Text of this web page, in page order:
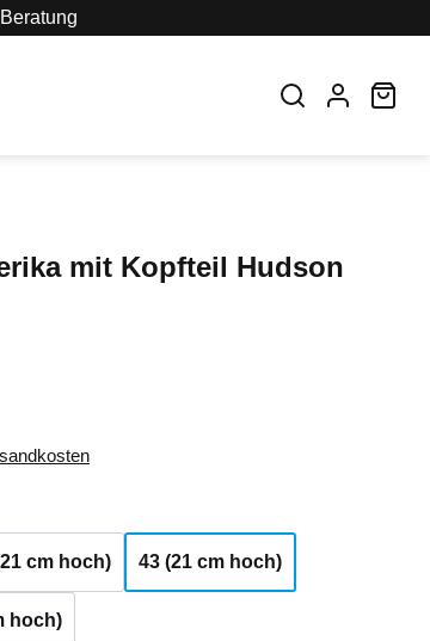
mit Kopfteil Hudson
cm hoch) 43 (21 cm hoch)
hoch)